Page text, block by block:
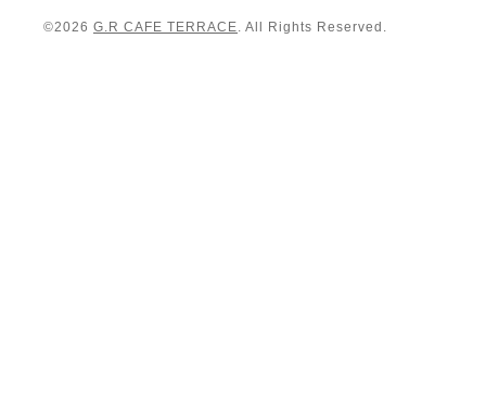
©2026 G.R CAFE TERRACE. All Rights Reserved.